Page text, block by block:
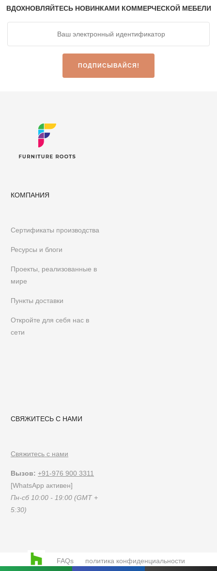
ВДОХНОВЛЯЙТЕСЬ НОВИНКАМИ КОММЕРЧЕСКОЙ МЕБЕЛИ
КОМПАНИЯ
Сертификаты производства
Ресурсы и блоги
Проекты, реализованные в
мире
Пункты доставки
Откройте для себя нас в
сети
СВЯЖИТЕСЬ С НАМИ
Свяжитесь с нами
Вызов: +91-976 900 3311
[WhatsApp активен]
Пн-сб 10:00 - 19:00 (GMT +
5:30)
FAQs политика конфиденциальности